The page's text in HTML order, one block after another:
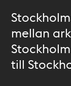
mellan
till